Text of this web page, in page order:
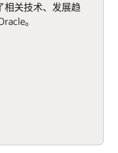
相关技术、发展趋
。